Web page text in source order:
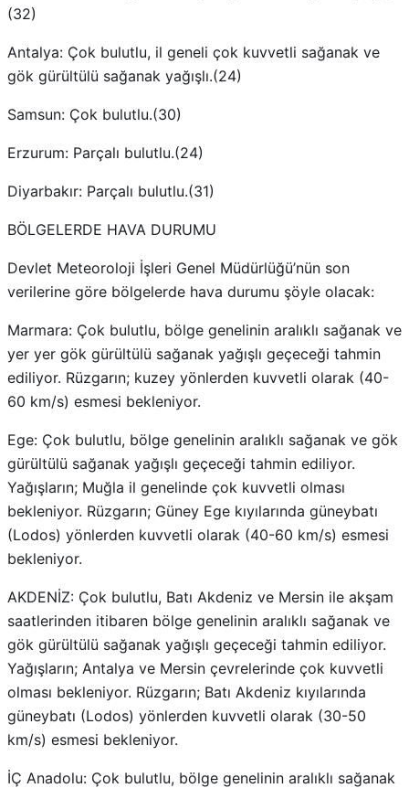
(32)
Antalya: Çok bulutlu, il geneli çok kuvvetli sağanak ve
gök gürültülü sağanak yağışlı.(24)
Samsun: Çok bulutlu.(30)
Erzurum: Parçalı bulutlu.(24)
Diyarbakır: Parçalı bulutlu.(31)
BÖLGELERDE HAVA DURUMU
Devlet Meteoroloji İşleri Genel Müdürlüğü’nün son
verilerine göre bölgelerde hava durumu şöyle olacak:
Marmara: Çok bulutlu, bölge genelinin aralıklı sağanak ve
yer yer gök gürültülü sağanak yağışlı geçeceği tahmin
ediliyor. Rüzgarın; kuzey yönlerden kuvvetli olarak (40-
60 km/s) esmesi bekleniyor.
Ege: Çok bulutlu, bölge genelinin aralıklı sağanak ve gök
gürültülü sağanak yağışlı geçeceği tahmin ediliyor.
Yağışların; Muğla il genelinde çok kuvvetli olması
bekleniyor. Rüzgarın; Güney Ege kıyılarında güneybatı
(Lodos) yönlerden kuvvetli olarak (40-60 km/s) esmesi
bekleniyor.
AKDENİZ: Çok bulutlu, Batı Akdeniz ve Mersin ile akşam
saatlerinden itibaren bölge genelinin aralıklı sağanak ve
gök gürültülü sağanak yağışlı geçeceği tahmin ediliyor.
Yağışların; Antalya ve Mersin çevrelerinde çok kuvvetli
olması bekleniyor. Rüzgarın; Batı Akdeniz kıyılarında
güneybatı (Lodos) yönlerden kuvvetli olarak (30-50
km/s) esmesi bekleniyor.
İÇ Anadolu: Çok bulutlu, bölge genelinin aralıklı sağanak